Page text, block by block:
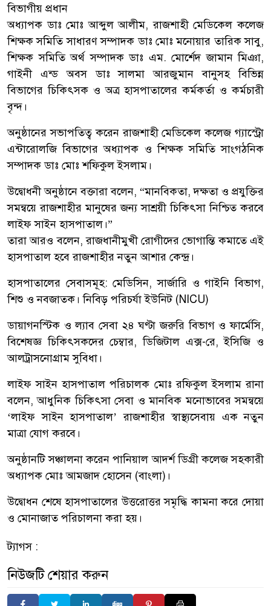
বিভাগীয় প্রধান
অধ্যাপক ডাঃ মোঃ আব্দুল আলীম, রাজশাহী মেডিকেল কলেজ
শিক্ষক সমিতি সাধারণ সম্পাদক ডাঃ মোঃ মনোয়ার তারিক সাবু,
শিক্ষক সমিতি অর্থ সম্পাদক ডাঃ এম. মোর্শেদ জামান মিঞা,
গাইনী এন্ড অবস ডাঃ সালমা আরজুমান বানুসহ বিভিন্ন
বিভাগের চিকিৎসক ও অত্র হাসপাতালের কর্মকর্তা ও কর্মচারী
বৃন্দ।
অনুষ্ঠানের সভাপতিত্ব করেন রাজশাহী মেডিকেল কলেজ গ্যাস্ট্রো
এন্টারোলজি বিভাগের অধ্যাপক ও শিক্ষক সমিতি সাংগঠনিক
সম্পাদক ডাঃ মোঃ শফিকুল ইসলাম।
উদ্বোধনী অনুষ্ঠানে বক্তারা বলেন, “মানবিকতা, দক্ষতা ও প্রযুক্তির
সমন্বয়ে রাজশাহীর মানুষের জন্য সাশ্রয়ী চিকিৎসা নিশ্চিত করবে
লাইফ সাইন হাসপাতাল।”
তারা আরও বলেন, রাজধানীমুখী রোগীদের ভোগান্তি কমাতে এই
হাসপাতাল হবে রাজশাহীর নতুন আশার কেন্দ্র।
হাসপাতালের সেবাসমূহ: মেডিসিন, সার্জারি ও গাইনি বিভাগ,
শিশু ও নবজাতক। নিবিড় পরিচর্যা ইউনিট (NICU)
ডায়াগনস্টিক ও ল্যাব সেবা ২৪ ঘণ্টা জরুরি বিভাগ ও ফার্মেসি,
বিশেষজ্ঞ চিকিৎসকদের চেম্বার, ডিজিটাল এক্স-রে, ইসিজি ও
আলট্রাসনোগ্রাম সুবিধা।
লাইফ সাইন হাসপাতাল পরিচালক মোঃ রফিকুল ইসলাম রানা
বলেন, আধুনিক চিকিৎসা সেবা ও মানবিক মনোভাবের সমন্বয়ে
‘লাইফ সাইন হাসপাতাল’ রাজশাহীর স্বাস্থ্যসেবায় এক নতুন
মাত্রা যোগ করবে।
অনুষ্ঠানটি সঞ্চালনা করেন পানিয়াল আদর্শ ডিগ্রী কলেজ সহকারী
অধ্যাপক মোঃ আমজাদ হোসেন (বাংলা)।
উদ্বোধন শেষে হাসপাতালের উত্তরোত্তর সমৃদ্ধি কামনা করে দোয়া
ও মোনাজাত পরিচালনা করা হয়।
ট্যাগস :
নিউজটি শেয়ার করুন